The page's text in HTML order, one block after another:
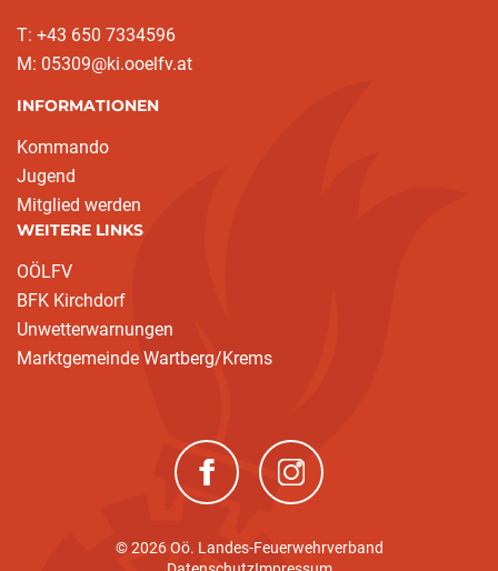
T: +43 650 7334596
M: 05309@ki.ooelfv.at
INFORMATIONEN
Kommando
Jugend
Mitglied werden
WEITERE LINKS
OÖLFV
BFK Kirchdorf
Unwetterwarnungen
Marktgemeinde Wartberg/Krems
(neues Fenster)(neues Fenster)
© 2026 Oö. Landes-Feuerwehrverband